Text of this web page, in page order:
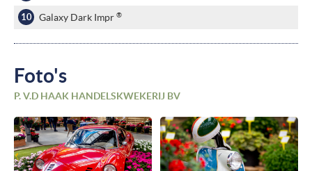
Galaxy Dark Impr®
Foto's
P. V.D HAAK HANDELSKWEKERIJ BV